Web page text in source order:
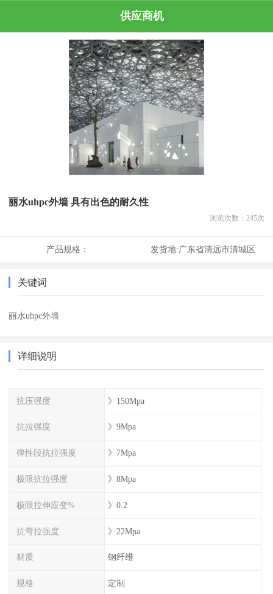
供应商机
丽水uhpc外墙 具有出色的耐久性
浏览次数： 245次
产品规格： 发货地:广东省清远市清城区
关键词
丽水uhpc外墙
详细说明
抗压强度 》150Mpa
抗拉强度 》9Mpa
弹性段抗拉强度 》7Mpa
极限抗拉强度 》8Mpa
极限拉伸应变% 》0.2
抗弯拉强度 》22Mpa
材质 钢纤维
规格 定制